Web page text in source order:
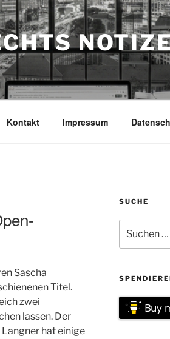
Kontakt Impressum
Sascha
Titel.
zwei
lassen. Der
hat einige
SUCHE
nach:
Buy